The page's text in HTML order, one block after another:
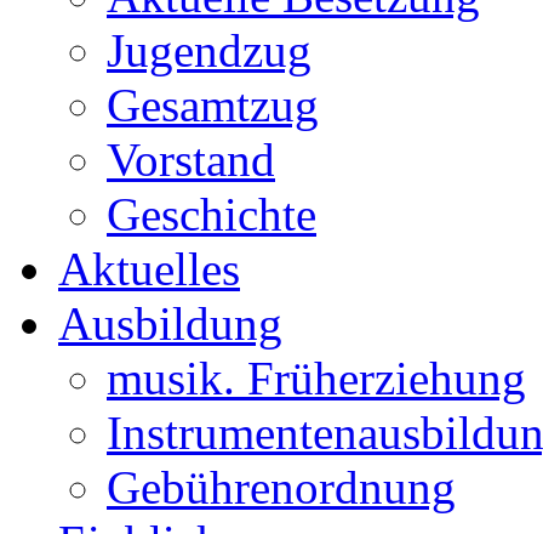
Jugendzug
Gesamtzug
Vorstand
Geschichte
Aktuelles
Ausbildung
musik. Früherziehung
Gebührenordnung